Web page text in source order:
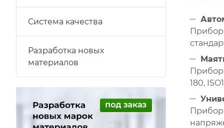
Прибор
Прибор
180,
Прибор
Система качества
Разработка новых
материалов